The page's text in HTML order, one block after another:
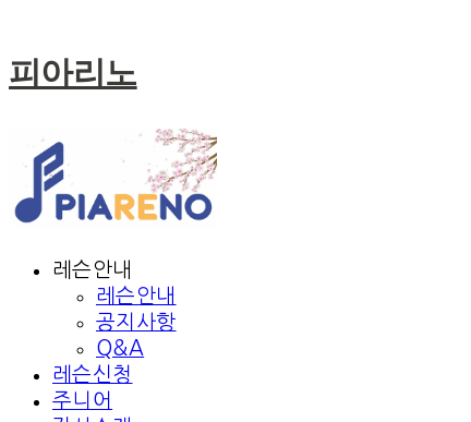
피아리노
레슨안내
레슨안내
공지사항
Q&A
레슨신청
주니어